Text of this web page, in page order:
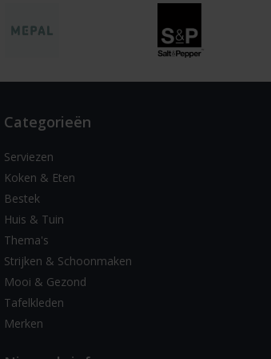
Categorieën
Serviezen
Koken & Eten
Bestek
Huis & Tuin
Thema's
Strijken & Schoonmaken
Mooi & Gezond
Tafelkleden
Merken